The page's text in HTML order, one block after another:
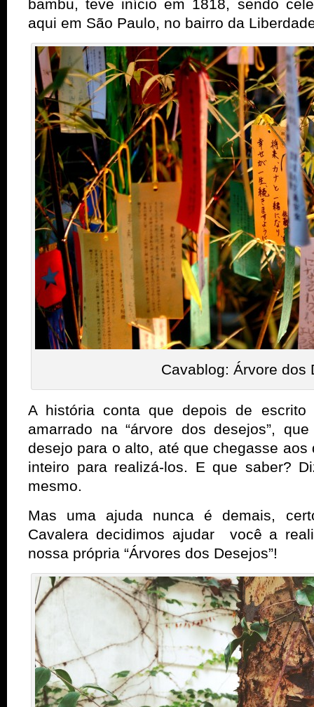
bambu, teve início em 1818, sendo
aqui em São Paulo, no bairro da
Cavablog: Árvore dos
A história conta que depois de
amarrado na “árvore dos desejos”,
desejo para o alto, até que chegasse
inteiro para realizá-los. E que saber?
mesmo.
Mas uma ajuda nunca é demais,
Cavalera decidimos ajudar você a
nossa própria “Árvores dos Desejos”!